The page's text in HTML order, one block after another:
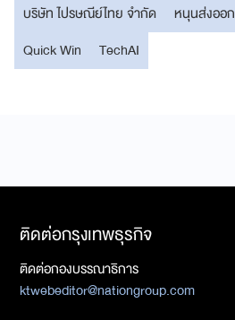
บริษัท ไปรษณีย์ไทย จำกัด
หนุนส่งออก
Quick Win
TechAI
ติดต่อกรุงเทพธุรกิจ
ติดต่อกองบรรณาธิการ
ktwebeditor@nationgroup.com